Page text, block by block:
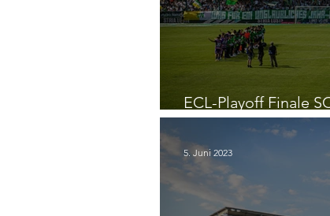
ECL-Playoff Finale
Wien
5. Juni 2023